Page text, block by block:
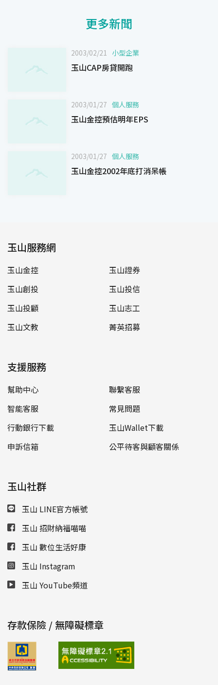
更多新聞
2003/02/21 小型企業
玉山CAP房貸開跑
2003/01/27 個人服務
玉山金控預估明年EPS
2003/01/27 個人服務
玉山金控2002年底打消呆帳
玉山服務網
玉山金控
玉山證券
玉山創投
玉山投信
玉山投顧
玉山志工
玉山文教
菁英招募
支援服務
幫助中心
聯繫客服
智能客服
常見問題
行動銀行下載
玉山Wallet下載
申訴信箱
公平待客與顧客關係
玉山社群
玉山 LINE官方帳號
玉山 招財納福喵喵
玉山 數位生活好康
玉山 Instagram
玉山 YouTube頻道
存款保險 / 無障礙標章